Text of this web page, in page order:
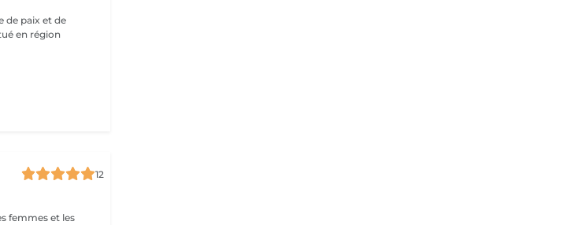
de paix et de
en région
12
femmes et les